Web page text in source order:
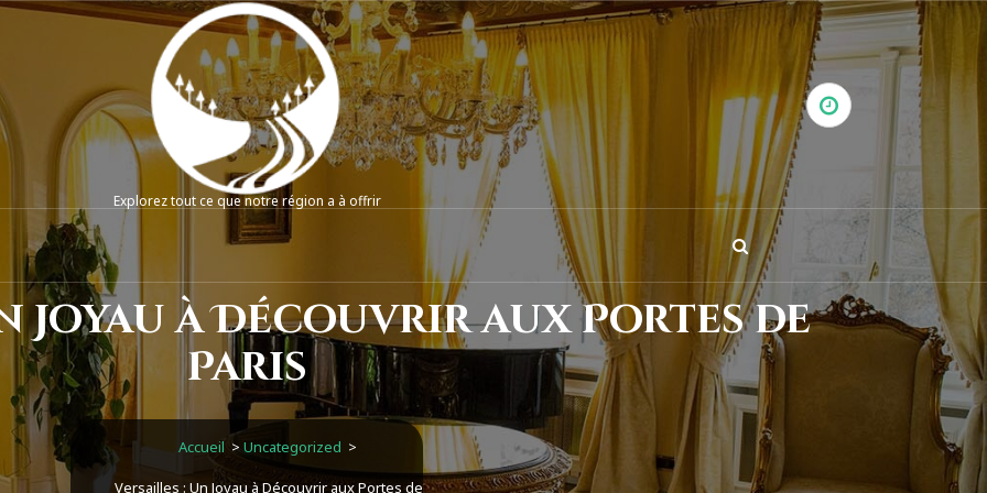
Explorez tout ce que notre région a à offrir
Joyau à Découvrir aux Portes de
Paris
Accueil > Uncategorized >
Versailles : Un Joyau à Découvrir aux Portes de